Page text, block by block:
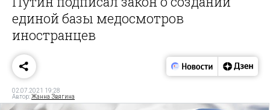
единой базы медосмотров
иностранцев
02.07.2021 19:28
Автор:Жанна Звягина